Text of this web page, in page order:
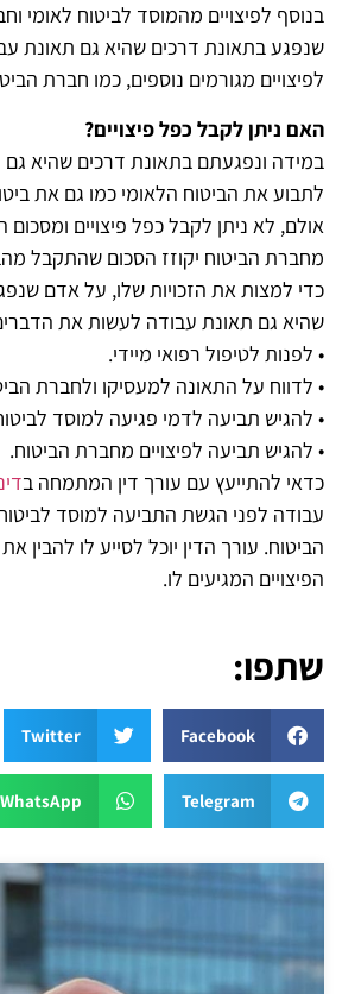
בנוסף לפיצויים מהמוסד לביטוח לאומי
שנפגע בתאונת דרכים שהיא גם תאונת
לפיצויים מגורמים נוספים, כמו חברת
האם ניתן לקבל כפל פיצויים?
במידה ונפגעתם בתאונת דרכים שהיא גם
לתבוע את הביטוח הלאומי כמו גם את
אולם, לא ניתן לקבל כפל פיצויים
מחברת הביטוח יקוזז הסכום שהתקבל
כדי למצות את הזכויות שלו, על אדם
שהיא גם תאונת עבודה לעשות את
• לפנות לטיפול רפואי מיידי.
• לדווח על התאונה למעסיקו ולחברת
• להגיש תביעה לדמי פגיעה למוסד
• להגיש תביעה לפיצויים מחברת הביטוח.
כדאי להתייעץ עם עורך דין המתמחה ב
עבודה לפני הגשת התביעה למוסד
הביטוח. עורך הדין יוכל לסייע לו להבין
הפיצויים המגיעים לו.
שתפו:
Facebook
Twitter
Telegram
WhatsApp